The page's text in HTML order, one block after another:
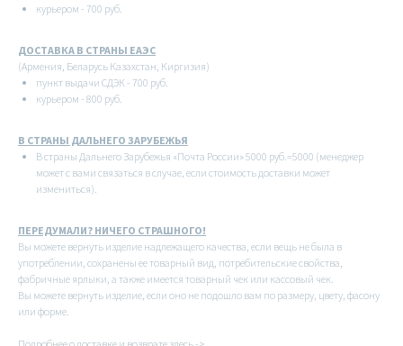
курьером - 700 руб.
ДОСТАВКА В СТРАНЫ ЕАЭС
(Армения, Беларусь Казахстан, Киргизия)
пункт выдачи СДЭК - 700 руб.
курьером - 800 руб.
В СТРАНЫ ДАЛЬНЕГО ЗАРУБЕЖЬЯ
В страны Дальнего Зарубежья «Почта России» 5000 руб.=5000 (менеджер
может с вами связаться в случае, если стоимость доставки может
измениться).
ПЕРЕДУМАЛИ? НИЧЕГО СТРАШНОГО!
Вы можете вернуть изделие надлежащего качества, если вещь не была в
употреблении, сохранены ее товарный вид, потребительские свойства,
фабричные ярлыки, а также имеется товарный чек или кассовый чек.
Вы можете вернуть изделие, если оно не подошло вам по размеру, цвету, фасону
или форме.